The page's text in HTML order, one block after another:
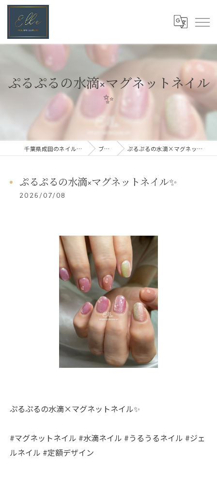
ぷるぷるの水滴×マグネットネイル
✨
千葉県成田のネイルならElle ブログ ぷるぷるの水滴×マグネットネイル✨
ぷるぷるの水滴×マグネットネイル✨
2026/07/08
ぷるぷるの水滴×マグネットネイル✨
#マグネットネイル #水滴ネイル #うるうるネイル #ジェ
ルネイル #定額デザイン